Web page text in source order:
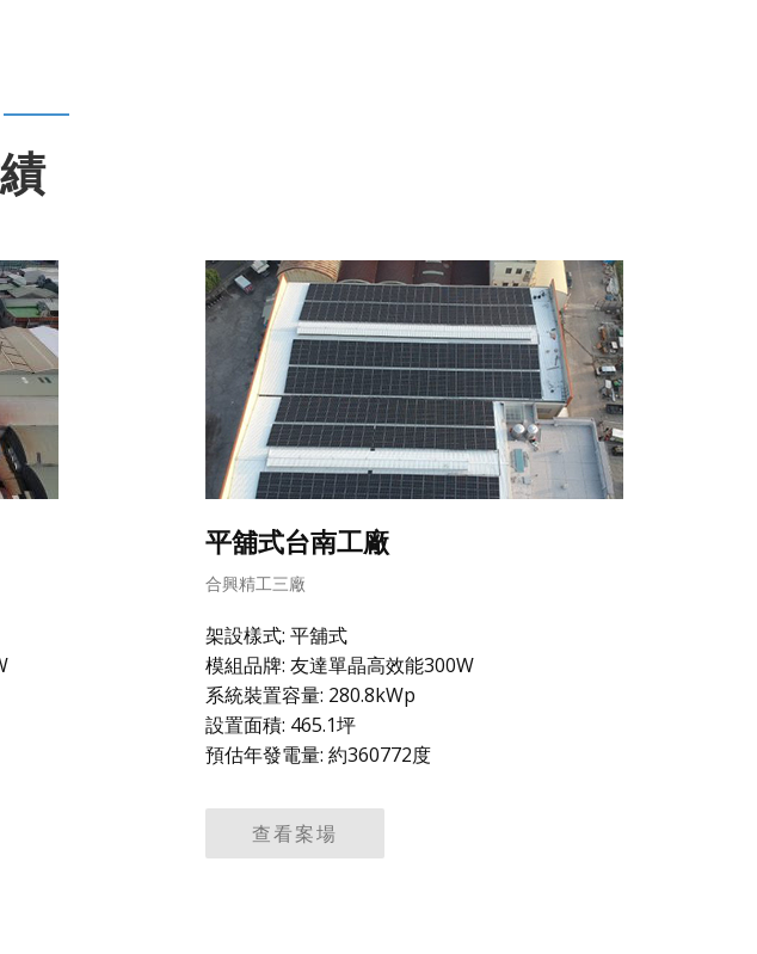
平舖式台南工廠
合興精工三廠
架設樣式: 平舖式
模組品牌: 友達單晶高效能300W
系統裝置容量: 280.8kWp
設置面積: 465.1坪
預估年發電量: 約360772度
查看案場